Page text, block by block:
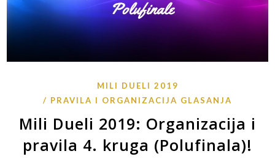
MILI DUELI 2019
PRAVILA I ORGANIZACIJA GLASANJA
Mili Dueli 2019: Organizacija i
pravila 4. kruga (Polufinala)!